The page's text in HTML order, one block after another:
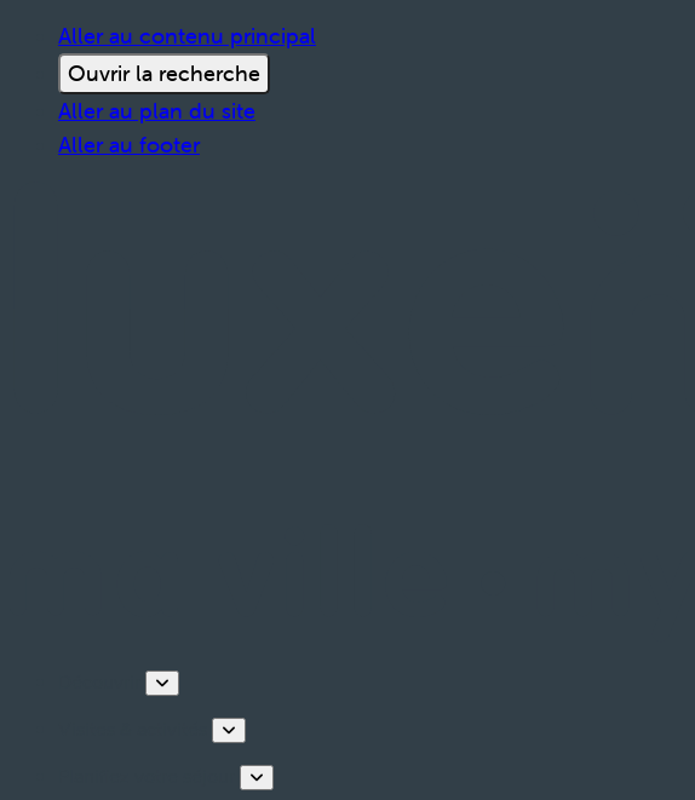
Aller au contenu principal
Ouvrir la recherche
Aller au plan du site
Aller au footer